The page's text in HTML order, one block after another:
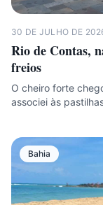
30 DE JULHO DE
Rio de Contas,
freios
O cheiro forte
associei às
Bahia